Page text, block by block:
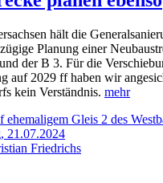
hält die
Planung einer
der B 3. Für die
auf 2029 ff haben wir
kein Verständnis. mehr
Friedrichs